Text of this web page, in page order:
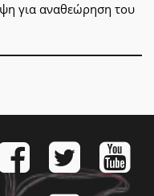
για αναθεώρηση του